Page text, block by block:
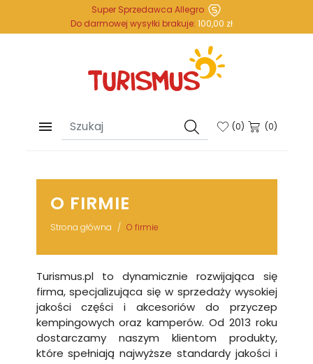
Do darmowej wysyłki brakuje: 100,00 zł
Super Sprzedawca Allegro
 (0) (0)
O FIRMIE
Strona główna O firmie
Turismus.pl to dynamicznie rozwijająca się
firma, specjalizująca się w sprzedaży wysokiej
jakości części i akcesoriów do przyczep
kempingowych oraz kamperów. Od 2013 roku
dostarczamy naszym klientom produkty,
które spełniają najwyższe standardy jakości i